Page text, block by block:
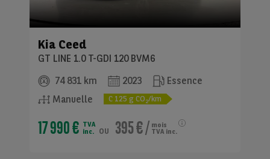
Kia Ceed
GT LINE 1.0 T-GDI 120 BVM6
74 831 km
2023
Essence
Manuelle
C 125 g CO2/km
17 990 € TVA
inc.
ou 395 €/ mois
TVA inc.